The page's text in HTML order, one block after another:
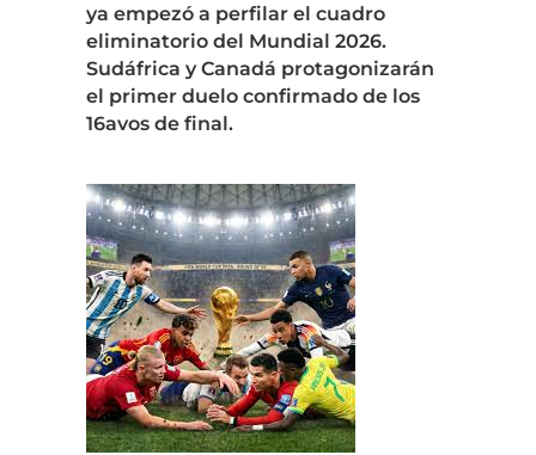
ya empezó a perfilar el cuadro
eliminatorio del Mundial 2026.
Sudáfrica y Canadá protagonizarán
el primer duelo confirmado de los
16avos de final.